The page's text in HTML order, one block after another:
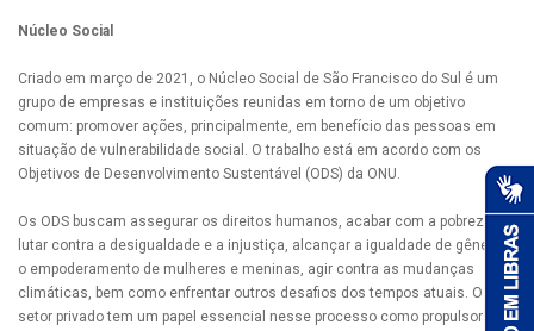
Núcleo Social
Criado em março de 2021, o Núcleo Social de São Francisco do Sul é um
grupo de empresas e instituições reunidas em torno de um objetivo
comum: promover ações, principalmente, em benefício das pessoas em
situação de vulnerabilidade social. O trabalho está em acordo com os
Objetivos de Desenvolvimento Sustentável (ODS) da ONU.
Os ODS buscam assegurar os direitos humanos, acabar com a pobreza,
lutar contra a desigualdade e a injustiça, alcançar a igualdade de gênero e
o empoderamento de mulheres e meninas, agir contra as mudanças
climáticas, bem como enfrentar outros desafios dos tempos atuais. O
setor privado tem um papel essencial nesse processo como propulsor de